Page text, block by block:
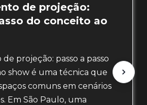
de projeção:
do conceito ao
projeção: passo a passo
show é uma técnica que
comuns em cenários
Em São Paulo, uma